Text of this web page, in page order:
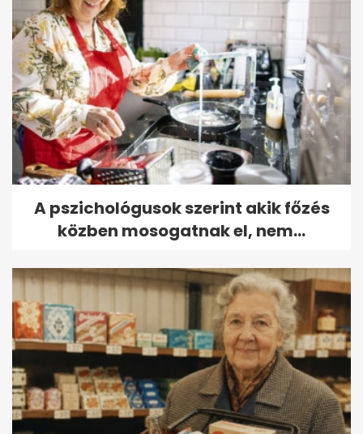
A pszichológusok szerint akik főzés
közben mosogatnak el, nem...